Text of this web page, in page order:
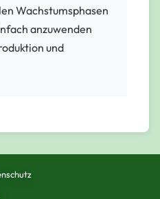
Wachstumsphasen
anzuwenden
und